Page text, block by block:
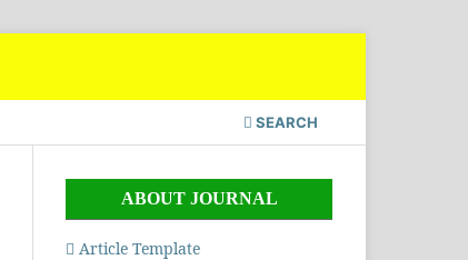
SEARCH
ABOUT JOURNAL
Article Template